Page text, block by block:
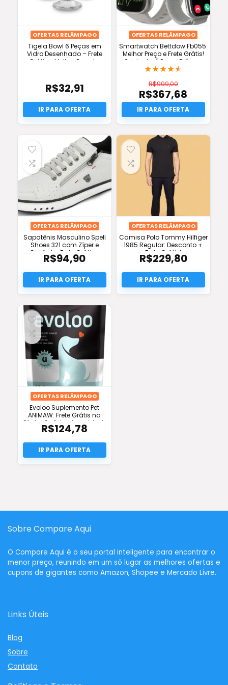
OFERTAS RELÂMPAGO
Tigela Bowl 6 Peças em
Vidro Desenhado – Frete
Grátis e Melhor Preço! –
R$32,91
OFERTAS RELÂMPAGO
Smartwatch Bettdow Fb055:
Melhor Preço e Frete Grátis!
Original e À Prova D’água
★★★★★
R$999,00
O
preço
original
era:
R$999,00.
R$367,68
O
preço
atual
é:
R$367,68.
OFERTAS RELÂMPAGO
Sapatênis Masculino Spell
Shoes 321 com Zíper e
Conforto: Frete Grátis e
Oferta!
R$94,90
OFERTAS RELÂMPAGO
Camisa Polo Tommy Hilfiger
1985 Regular: Desconto +
Frete Grátis!
R$229,80
OFERTAS RELÂMPAGO
Evoloo Suplemento Pet
ANIMAW: Frete Grátis na
Oferta! Saúde e Imunidade
para Cães e Gatos!
R$124,78
Sobre Compare Aqui
O Compare Aqui é o seu portal inteligente para encontrar o
menor preço, reunindo em um só lugar as melhores ofertas e
cupons de gigantes como Amazon, Shopee e Mercado Livre.
Links Úteis
Blog
Sobre
Contato